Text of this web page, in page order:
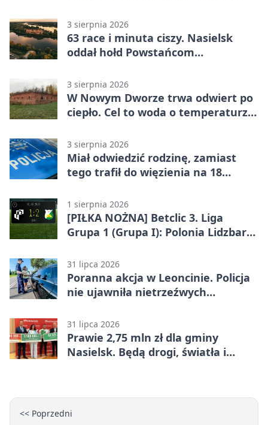
3 sierpnia 2026
63 race i minuta ciszy. Nasielsk
oddał hołd Powstańcom
3 sierpnia 2026
W Nowym Dworze trwa odwiert po
ciepło. Cel to woda o temperaturze
3 sierpnia 2026
Miał odwiedzić rodzinę, zamiast
tego trafił do więzienia na 18
1 sierpnia 2026
[PIŁKA NOŻNA] Betclic 3. Liga
Grupa 1 (Grupa I): Polonia Lidzbark
Mazowiecki 1:2
31 lipca 2026
Poranna akcja w Leoncinie. Policja
nie ujawniła nietrzeźwych
31 lipca 2026
Prawie 2,75 mln zł dla gminy
Nasielsk. Będą drogi, światła i
<< Poprzedni